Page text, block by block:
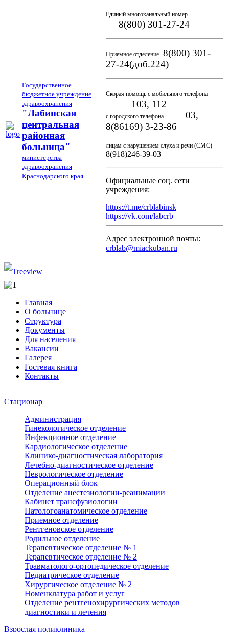
Государственное
бюджетное учреждение
здравоохранения
"Лабинская
центральная
районная
больница"
министерства
здравоохранения
Краснодарского края
Единый многоканальный номер
8(800) 301-27-24
Приемное отделение 8(800) 301-
27-24(доб.224)
Скорая помощь с мобильного телефона
103, 112
с городского телефона
03,
8(86169) 3-23-86
лицам с нарушением слуха и речи (СМС)
8(918)246-39-03
Официальные соц. сети
учреждения:
https://t.me/crblabinsk
https://vk.com/labcrb
Адрес электронной почты:
crblab@miackuban.ru
Главная
О больнице
Структура
Документы
Для населения
Вакансии
Галерея
Гостевая книга
Контакты
Стационар
Администрация
Гинекологическое отделение
Инфекционное отделение
Кардиологическое отделение
Клинико-диагностическая лаборатория
Лечебно-диагностическое отделение
Неврологическое отделение
Операционный блок
Отделение анестезиологии-реанимации
Кабинет трансфузиологии
Патологоанатомическое отделение
Приемное отделение
Рентгеновское отделение
Родильное отделение
Терапевтическое отделение № 1
Терапевтическое отделение № 2
Травматолого-ортопедическое отделение
Педиатрическое отделение
Хирургическое отделение № 2
Номенклатура работ и услуг
Отделение рентгенохирургических методов
диагностики и лечения
Взрослая поликлиника